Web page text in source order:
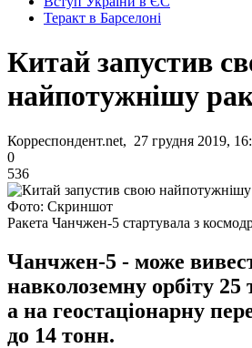
Теракт в Барселоні
Китай запустив
найпотужнішу
Корреспондент.net, 27 грудня 2019,
0
536
Фото: Скриншот
Ракета Чанчжен-5 стартувала з
Чанчжен-5 - може
навколоземну орбіту 25
а на геостаціонарну
до 14 тонн.